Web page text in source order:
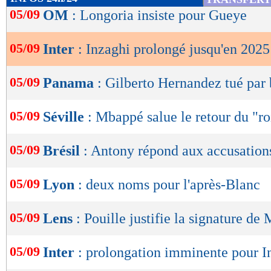
de
OK
05/09 OM : Longoria insiste pour Gueye
05/09 Inter : Inzaghi prolongé jusqu'en
05/09 Panama : Gilberto Hernandez tué par
05/09 Séville : Mbappé salue le retour du
05/09 Brésil : Antony répond aux
05/09 Lyon : deux noms pour l'après-Blanc
05/09 Lens : Pouille justifie la signature de
05/09 Inter : prolongation imminente pour